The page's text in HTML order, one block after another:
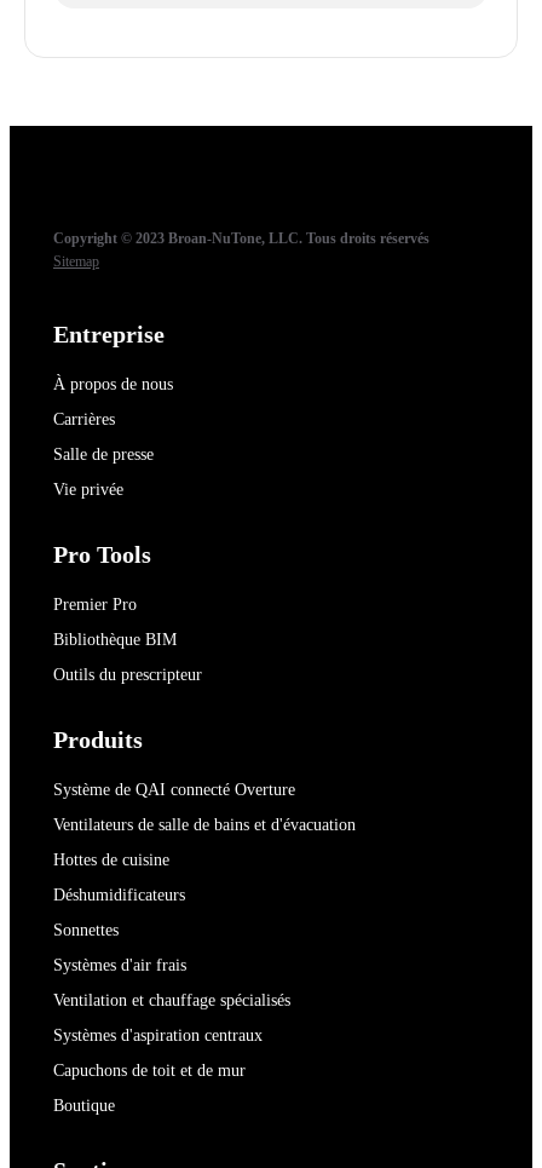
Copyright © 2023 Broan-NuTone, LLC. Tous droits réservés
Sitemap
Entreprise
À propos de nous
Carrières
Salle de presse
Vie privée
Pro Tools
Premier Pro
Bibliothèque BIM
Outils du prescripteur
Produits
Système de QAI connecté Overture
Ventilateurs de salle de bains et d'évacuation
Hottes de cuisine
Déshumidificateurs
Sonnettes
Systèmes d'air frais
Ventilation et chauffage spécialisés
Systèmes d'aspiration centraux
Capuchons de toit et de mur
Boutique